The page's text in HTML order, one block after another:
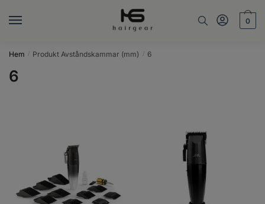
0
Hem / Produkt Avståndskammar (mm) / 6
6